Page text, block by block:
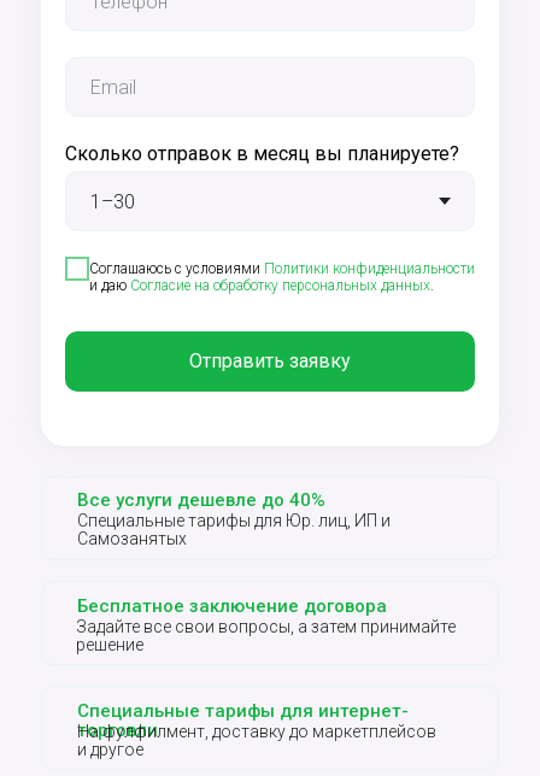
Все услуги дешевле до 40%
Специальные тарифы для Юр. лиц, ИП и
Самозанятых
Сколько отправок в месяц вы планируете?
Соглашаюсь с условиями Политики конфиденциальности
и даю Согласие на обработку персональных данных.
Отправить заявку
Бесплатное заключение договора
Задайте все свои вопросы, а затем принимайте
решение
Специальные тарифы для интернет-
торговли
На фулфилмент, доставку до маркетплейсов
и другое